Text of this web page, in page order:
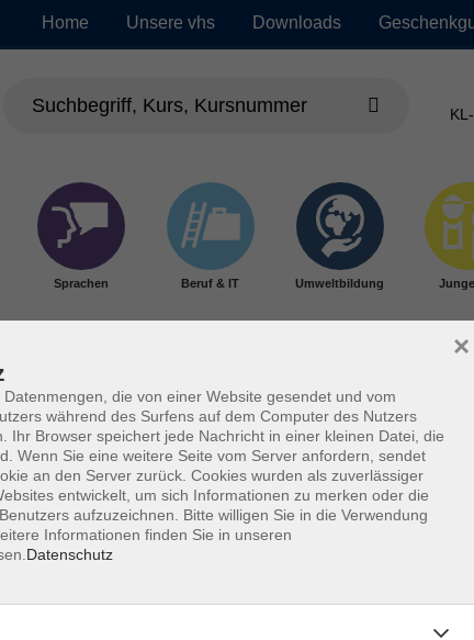
Home Unsere vhs Downloads
Sprachen Beruf & IT Umweltbildung
die von einer Website gesendet und vom
während des Surfens auf dem Computer des Nutzers
Ihr Browser speichert jede Nachricht in einer kleinen Datei, die
Wenn Sie eine weitere Seite vom Server anfordern, sendet
an den Server zurück. Cookies wurden als zuverlässiger
entwickelt, um sich Informationen zu merken oder die
aufzuzeichnen. Bitte willigen Sie in die Verwendung
Informationen finden Sie in unseren
Datenschutz
×